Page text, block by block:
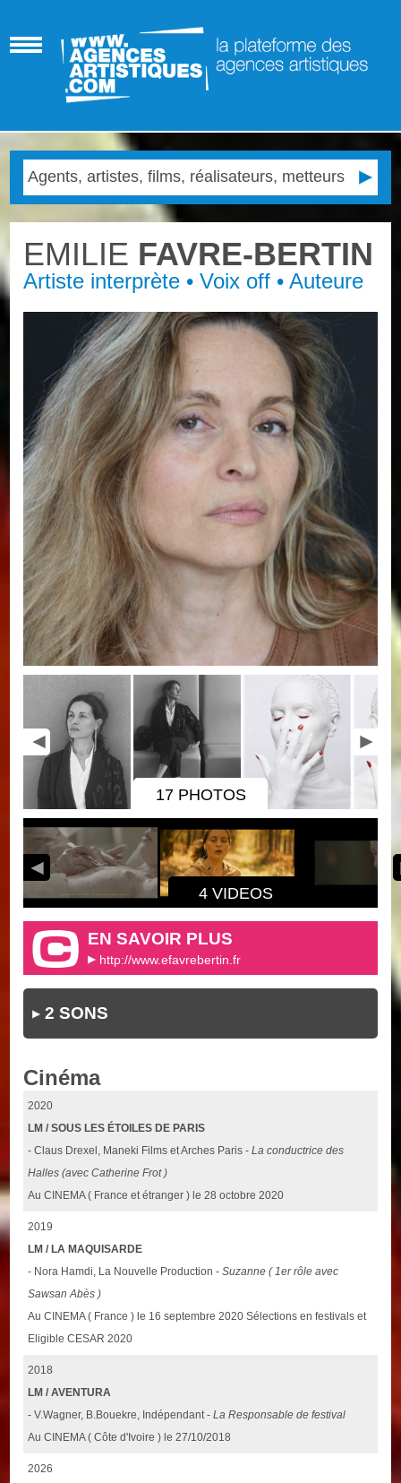
EMILIE FAVRE-BERTIN
Artiste interprète • Voix off • Auteure
17 PHOTOS
4 VIDEOS
EN SAVOIR PLUS
http://www.efavrebertin.fr
2 SONS
Cinéma
2020
LM / SOUS LES ÉTOILES DE PARIS
- Claus Drexel, Maneki Films et Arches Paris -La conductrice des
Halles (avec Catherine Frot )
Au CINEMA ( France et étranger ) le 28 octobre 2020
2019
LM / LA MAQUISARDE
- Nora Hamdi, La Nouvelle Production -Suzanne ( 1er rôle avec
Sawsan Abès )
Au CINEMA ( France ) le 16 septembre 2020 Sélections en festivals et
Eligible CESAR 2020
2018
LM / AVENTURA
- V.Wagner, B.Bouekre, Indépendant -La Responsable de festival
Au CINEMA ( Côte d'Ivoire ) le 27/10/2018
2026